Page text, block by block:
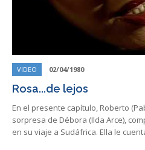
VIDEO 02/04/1980
Rosa...de lejos
En el presente capítulo, Roberto
sorpresa de Débora (Ilda Arce),
en su viaje a Sudáfrica. Ella le